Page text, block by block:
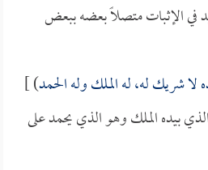
في الإثبات متصلاً بعضه ببعض
لا شريك له، له الملك وله الحمد) ]
بيده الملك وهو الذي يحمد على